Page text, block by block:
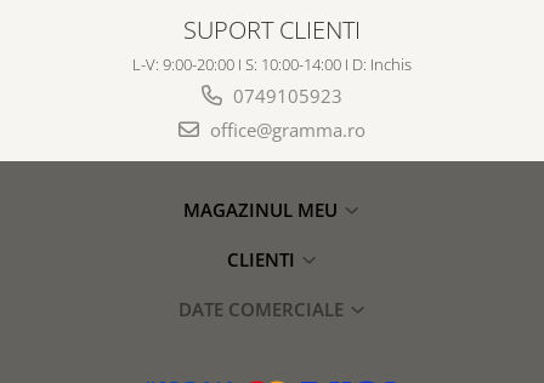
SUPORT CLIENTI
L-V: 9:00-20:00 I S: 10:00-14:00 I D: Inchis
0749105923
office@gramma.ro
MAGAZINUL MEU
CLIENTI
DATE COMERCIALE